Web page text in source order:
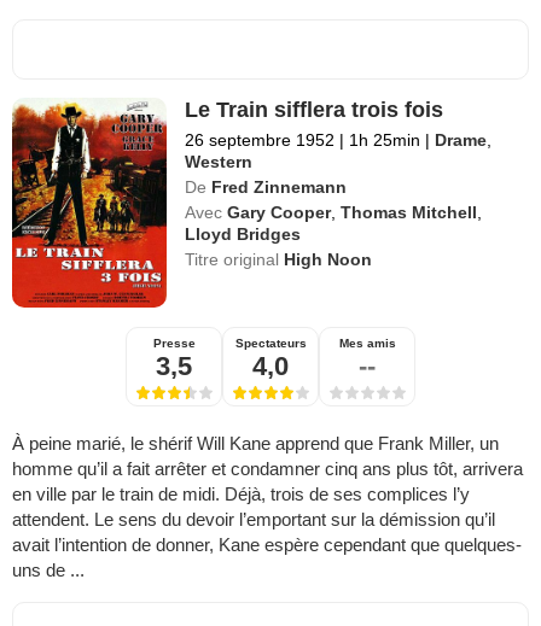
Le Train sifflera trois fois
26 septembre 1952 | 1h 25min | Drame
Western
De Fred Zinnemann
Avec Gary Cooper,Thomas Mitchell
Lloyd Bridges
Titre original High Noon
Presse
3,5
Spectateurs
4,0
Mes amis
--
À peine marié, le shérif Will Kane apprend que Frank Miller, un
homme qu’il a fait arrêter et condamner cinq ans plus tôt, arrivera
en ville par le train de midi. Déjà, trois de ses complices l’y
attendent. Le sens du devoir l’emportant sur la démission qu’il
avait l’intention de donner, Kane espère cependant que quelques-
uns de ...